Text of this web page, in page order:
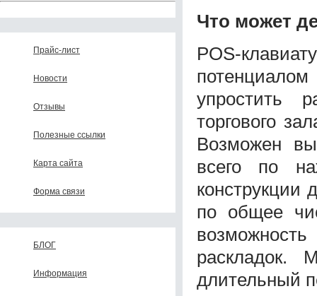
Прайс-лист
Новости
Отзывы
Полезные ссылки
Карта сайта
Форма связи
БЛОГ
Информация
Что может
POS-
упростить
торгового
Возможен
всего по
конструкции
по общее
раскладок.
длительный